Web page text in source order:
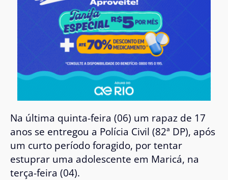
Na última quinta-feira (06) um rapaz de 17
anos se entregou a Polícia Civil (82ª DP), após
um curto período foragido, por tentar
estuprar uma adolescente em Maricá, na
terça-feira (04).